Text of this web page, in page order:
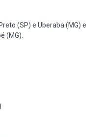
(SP) e Uberaba (MG) e
(MG).